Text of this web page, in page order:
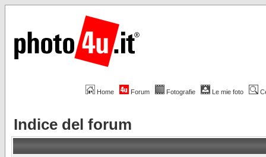
Home Forum Fotografie Le mie foto
Indice del forum